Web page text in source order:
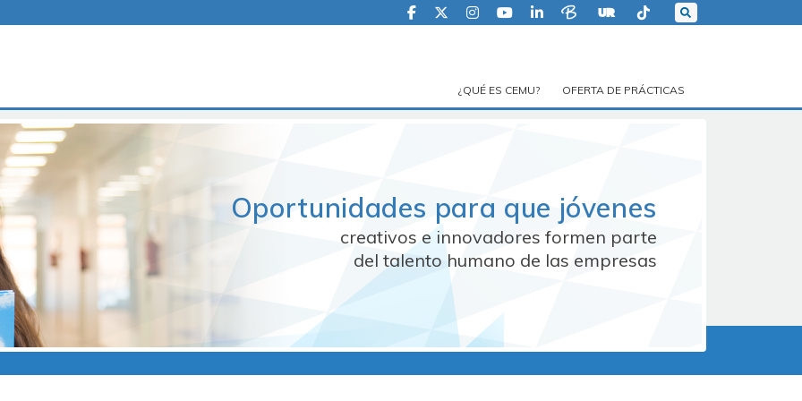
¿QUÉ ES CEMU? OFERTA DE PRÁCTICAS
Oportunidades para que jóvenes
creativos e innovadores formen parte
del talento humano de las empresas